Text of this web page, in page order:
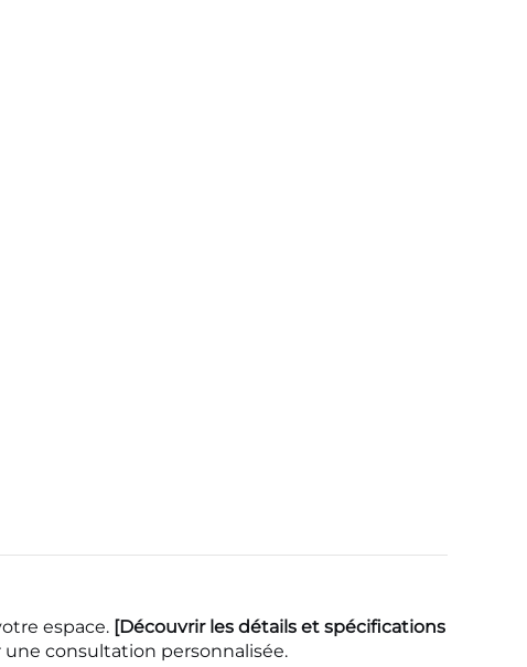
espace. [Découvrir les détails et spécifications
une consultation personnalisée.